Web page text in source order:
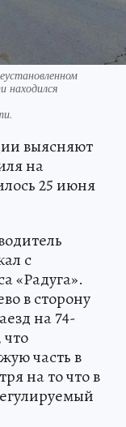
находился
выясняют
на
25 июня
с
«Радуга».
в сторону
на 74-
часть в
на то что в